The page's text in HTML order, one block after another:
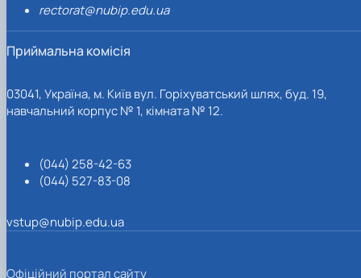
rectorat@nubip.edu.ua
Приймальна комісія
03041, Україна, м. Київ вул. Горіхуватський шлях, буд. 19,
навчальний корпус № 1, кімната № 12.
(044) 258-42-63
(044) 527-83-08
vstup@nubip.edu.ua
Офіційний портал сайту